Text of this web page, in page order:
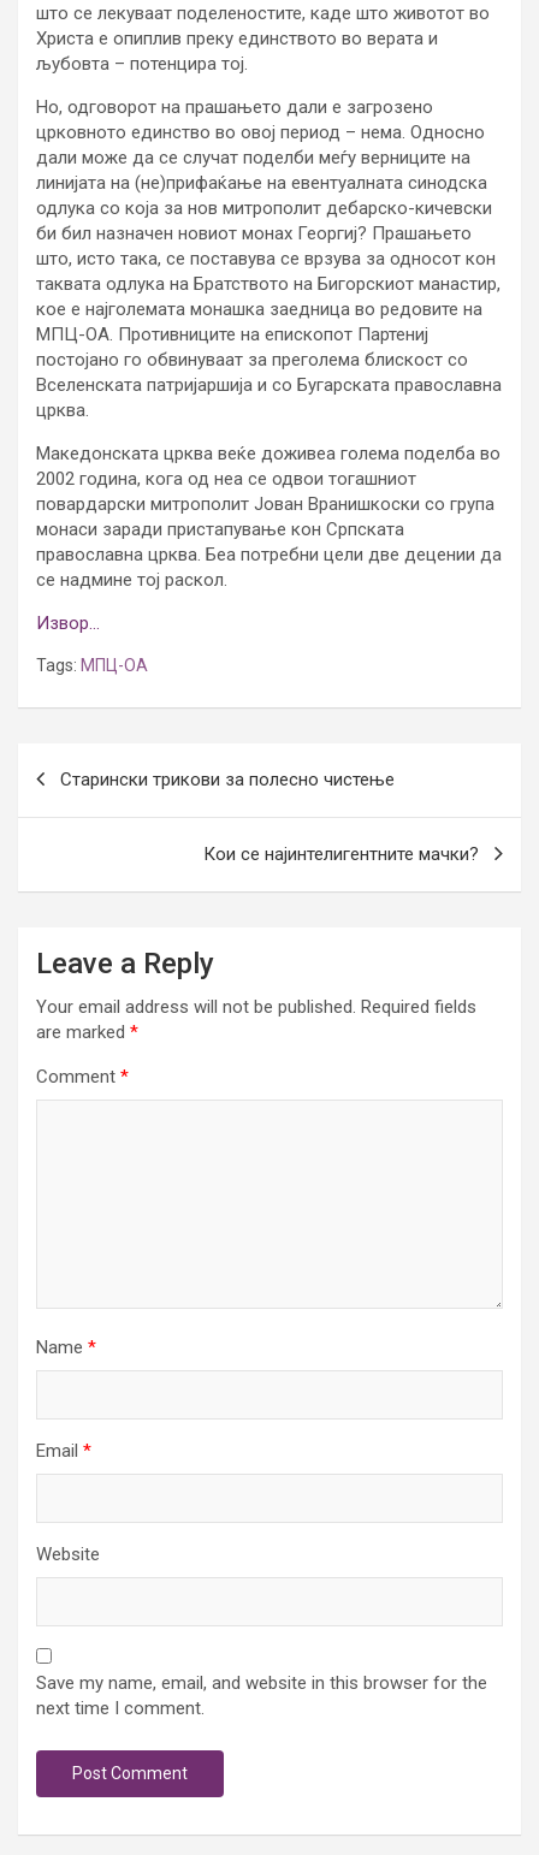
што се лекуваат поделеностите, каде што животот во
Христа е опиплив преку единството во верата и
љубовта – потенцира тој.
Но, одговорот на прашањето дали е загрозено
црковното единство во овој период – нема. Односно
дали може да се случат поделби меѓу верниците на
линијата на (не)прифаќање на евентуалната синодска
одлука со која за нов митрополит дебарско-кичевски
би бил назначен новиот монах Георгиј? Прашањето
што, исто така, се поставува се врзува за односот кон
таквата одлука на Братството на Бигорскиот манастир,
кое е најголемата монашка заедница во редовите на
МПЦ-ОА. Противниците на епископот Партениј
постојано го обвинуваат за преголема блискост со
Вселенската патријаршија и со Бугарската православна
црква.
Македонската црква веќе доживеа голема поделба во
2002 година, кога од неа се одвои тогашниот
повардарски митрополит Јован Вранишкоски со група
монаси заради пристапување кон Српската
православна црква. Беа потребни цели две децении да
се надмине тој раскол.
Извор…
Tags: МПЦ-ОА
navigation
Старински трикови за полесно чистење
Кои се најинтелигентните мачки?
Leave a Reply
Your email address will not be published. Required fields
are marked *
Comment *
Name *
Email *
Website
Save my name, email, and website in this browser for the
next time I comment.